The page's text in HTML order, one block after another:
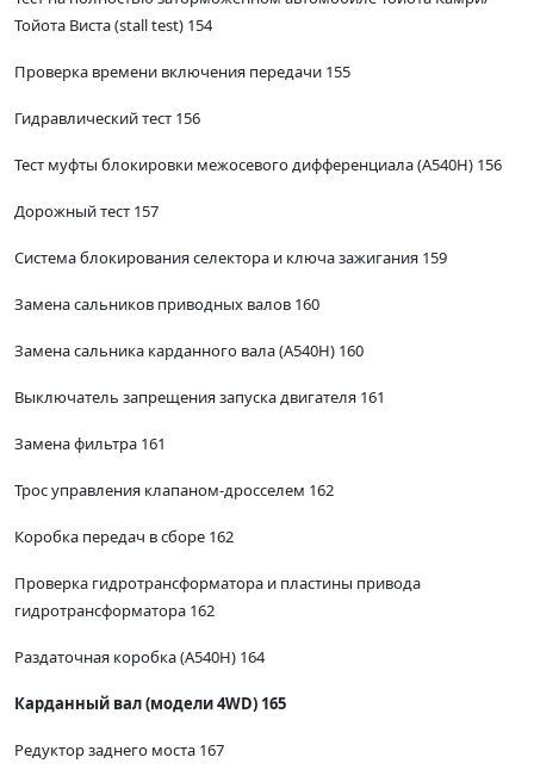
Тойота Виста (stall test) 154
Проверка времени включения передачи 155
Гидравлический тест 156
Тест муфты блокировки межосевого дифференциала (А540Н) 156
Дорожный тест 157
Система блокирования селектора и ключа зажигания 159
Замена сальников приводных валов 160
Замена сальника карданного вала (А540Н) 160
Выключатель запрещения запуска двигателя 161
Замена фильтра 161
Трос управления клапаном-дросселем 162
Коробка передач в сборе 162
Проверка гидротрансформатора и пластины привода
гидротрансформатора 162
Раздаточная коробка (А540Н) 164
Карданный вал (модели 4WD) 165
Редуктор заднего моста 167